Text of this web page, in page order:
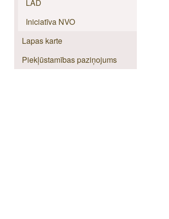
LAD
Iniciatīva NVO
Lapas karte
Piekļūstamības paziņojums